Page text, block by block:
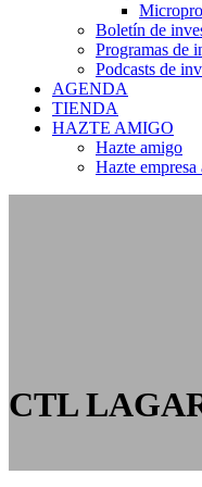
Boletín de
Programas de
Podcasts de
AGENDA
TIENDA
HAZTE AMIGO
Hazte amigo
Hazte empresa
CTL